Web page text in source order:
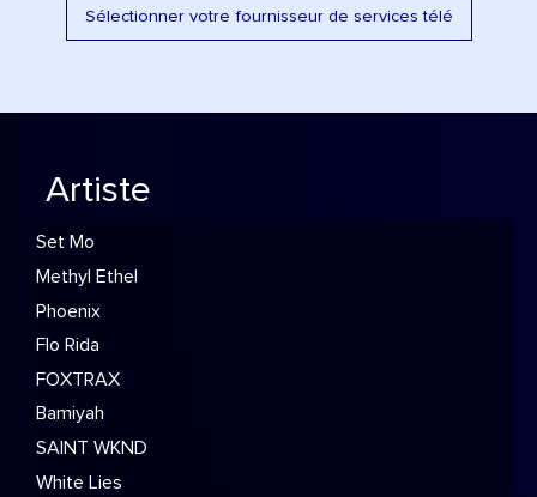
Sélectionner votre fournisseur de services télé
Artiste
Set Mo
Methyl Ethel
Phoenix
Flo Rida
FOXTRAX
Bamiyah
SAINT WKND
White Lies